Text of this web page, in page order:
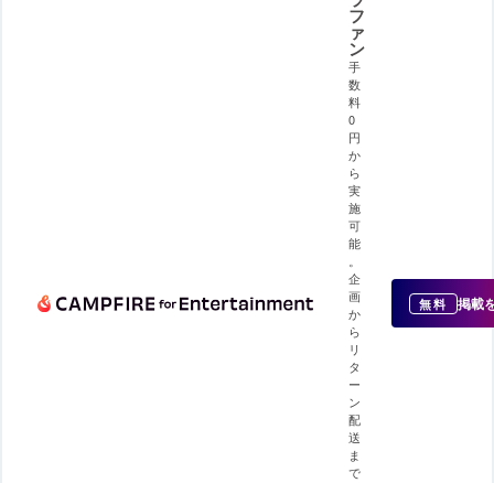
フ
ァ
ン
手
数
料
0
円
か
ら
実
施
可
能
企
画
か
ら
リ
タ
ー
ン
配
送
ま
で
無料 掲載